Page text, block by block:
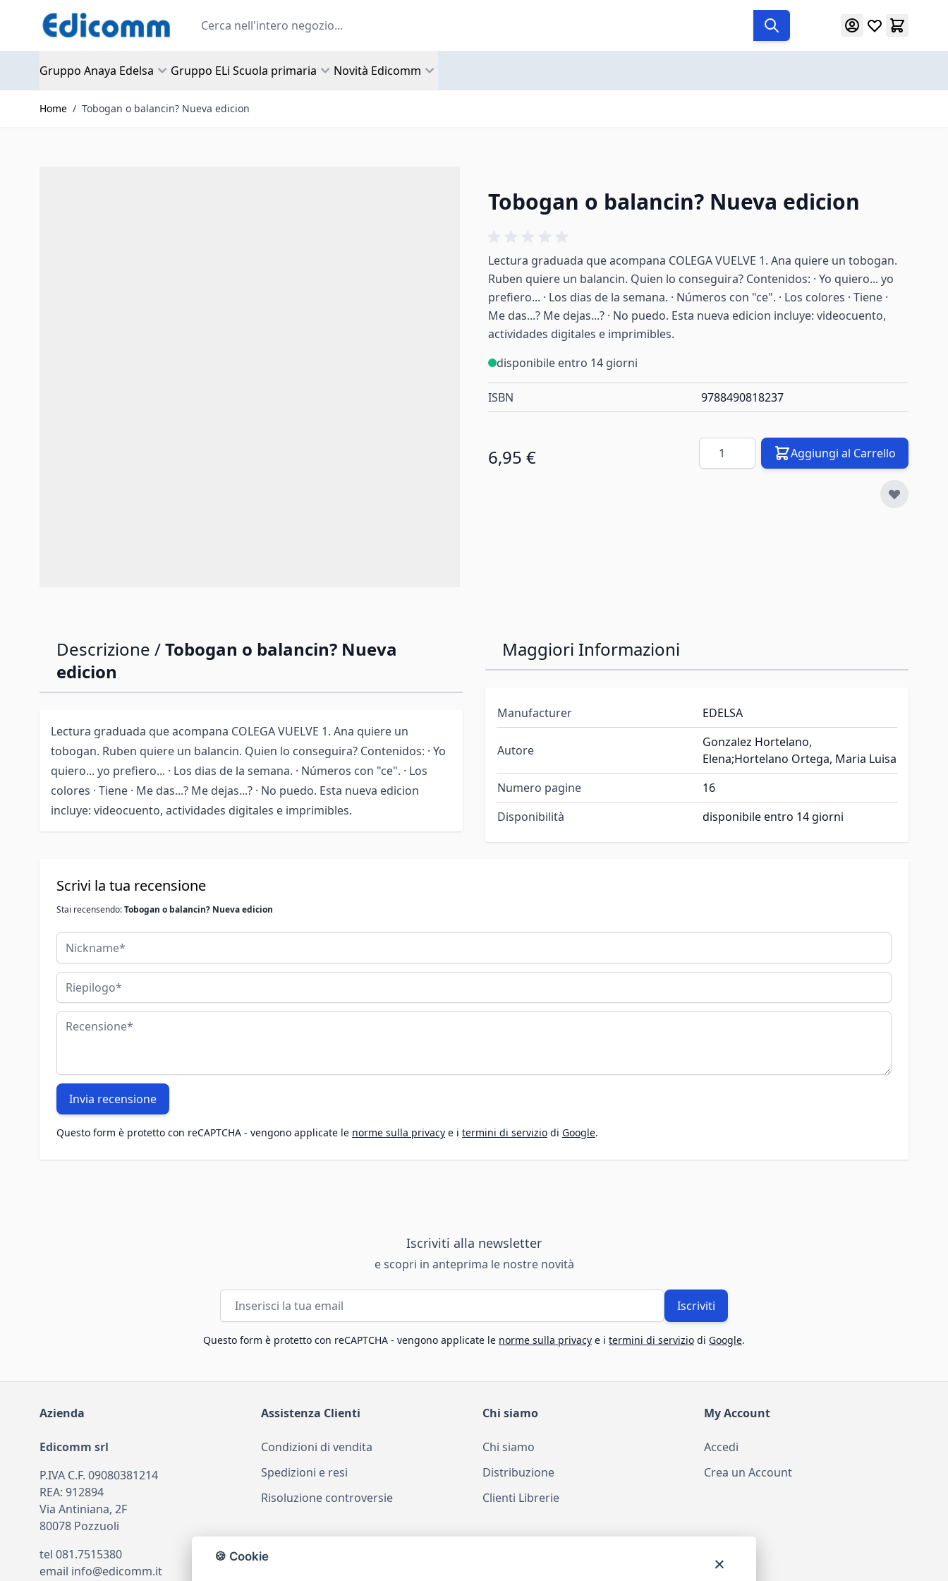
Search
Gruppo Anaya Edelsa Gruppo ELi Scuola primaria Novità Edicomm
Home / Tobogan o balancin? Nueva edicion
Tobogan o balancin? Nueva edicion
Lectura graduada que acompana COLEGA VUELVE 1. Ana quiere un tobogan.
Ruben quiere un balancin. Quien lo conseguira? Contenidos: · Yo quiero... yo
prefiero... · Los dias de la semana. · Números con "ce". · Los colores · Tiene ·
Me das...? Me dejas...? · No puedo. Esta nueva edicion incluye: videocuento,
actividades digitales e imprimibles.
disponibile entro 14 giorni
ISBN 9788490818237
6,95 € Quantità Aggiungi al Carrello
Descrizione /Tobogan o balancin? Nueva
edicion
Lectura graduada que acompana COLEGA VUELVE 1. Ana quiere un
tobogan. Ruben quiere un balancin. Quien lo conseguira? Contenidos: · Yo
quiero... yo prefiero... · Los dias de la semana. · Números con "ce". · Los
colores · Tiene · Me das...? Me dejas...? · No puedo. Esta nueva edicion
incluye: videocuento, actividades digitales e imprimibles.
Maggiori Informazioni
Manufacturer EDELSA
Autore
Gonzalez Hortelano,
Elena;Hortelano Ortega, Maria Luisa
Numero pagine
16
Disponibilità
disponibile entro 14 giorni
Scrivi la tua recensione
Stai recensendo:Tobogan o balancin? Nueva edicion
Nickname
Riepilogo
Recensione
Invia recensione
Questo form è protetto con reCAPTCHA - vengono applicate le norme sulla privacy e i termini di servizio di Google.
Iscriviti alla newsletter
e scopri in anteprima le nostre novità
Indirizzo email
Iscriviti
Questo form è protetto con reCAPTCHA - vengono applicate le norme sulla privacy e i termini di servizio di Google.
Azienda
Edicomm srl
P.IVA C.F. 09080381214
REA: 912894
Via Antiniana, 2F
80078 Pozzuoli
tel 081.7515380
email info@edicomm.it
Assistenza Clienti
Condizioni di vendita
Spedizioni e resi
Risoluzione controversie
Chi siamo
Chi siamo
Distribuzione
Clienti Librerie
My Account
Accedi
Crea un Account
🍪 Cookie